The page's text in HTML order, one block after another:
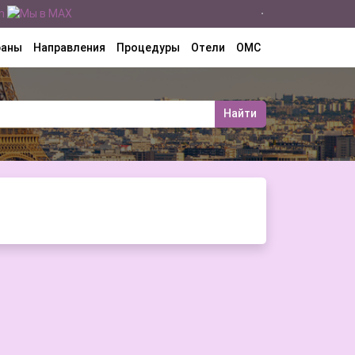
Направления Процедуры Отели ОМС
Найти